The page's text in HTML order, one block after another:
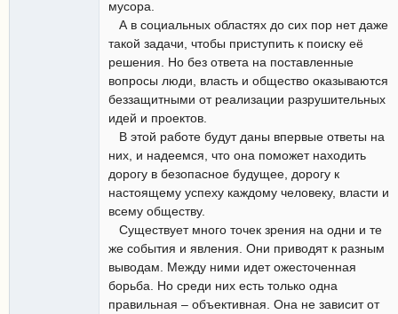
мусора.
А в социальных областях до сих пор нет даже
такой задачи, чтобы приступить к поиску её
решения. Но без ответа на поставленные
вопросы люди, власть и общество оказываются
беззащитными от реализации разрушительных
идей и проектов.
В этой работе будут даны впервые ответы на
них, и надеемся, что она поможет находить
дорогу в безопасное будущее, дорогу к
настоящему успеху каждому человеку, власти и
всему обществу.
Существует много точек зрения на одни и те
же события и явления. Они приводят к разным
выводам. Между ними идет ожесточенная
борьба. Но среди них есть только одна
правильная – объективная. Она не зависит от